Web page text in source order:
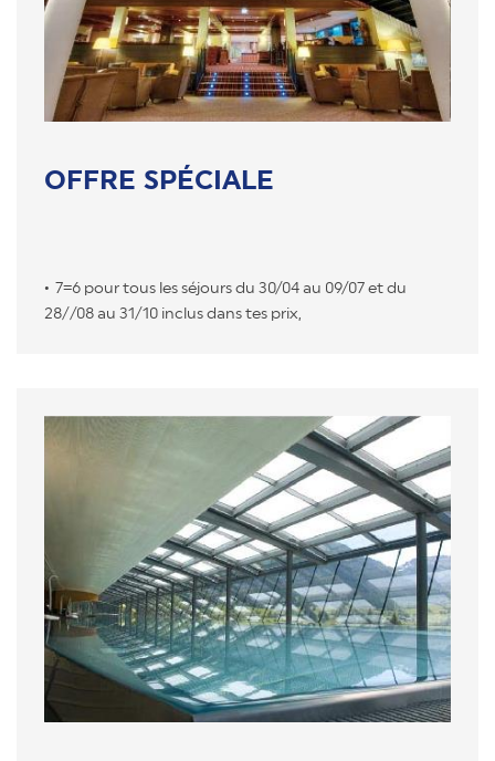
OFFRE SPÉCIALE
7=6 pour tous les séjours du 30/04 au 09/07 et du
28//08 au 31/10 inclus dans tes prix,